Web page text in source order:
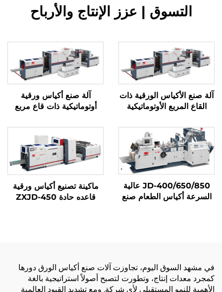
التسوق | عزز الإنتاج والأرباح
آلة صنع الأكياس الورقية ذات
القاع المربع الأوتوماتيكية
آلة صنع أكياس ورقية
أوتوماتيكية ذات قاع مربع
JD-400/650/850 عالية
السرعة أكياس الطعام صنع
ماكينة تصنيع أكياس ورقية
قاعده حادة ZXJD-450
في مشهد السوق اليوم، تجاوزت آلات صنع أكياس الورق دورها
كمجرد معدات إنتاج، وتطورت لتصبح أصولاً استراتيجية بالغة
الأهمية للنمو المستقبلي لأي شركة. ومع تشديد القيود العالمية